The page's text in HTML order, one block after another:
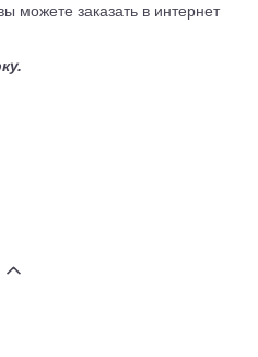
можете заказать в интернет